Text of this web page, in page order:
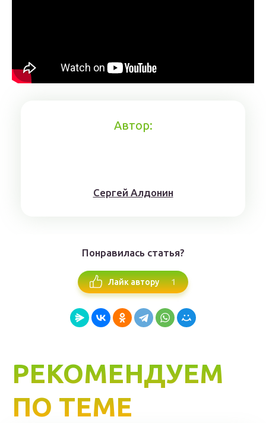
Автор:
Сергей Алдонин
Понравилась статья?
Лайк автору 1
РЕКОМЕНДУЕМ
ПО ТЕМЕ